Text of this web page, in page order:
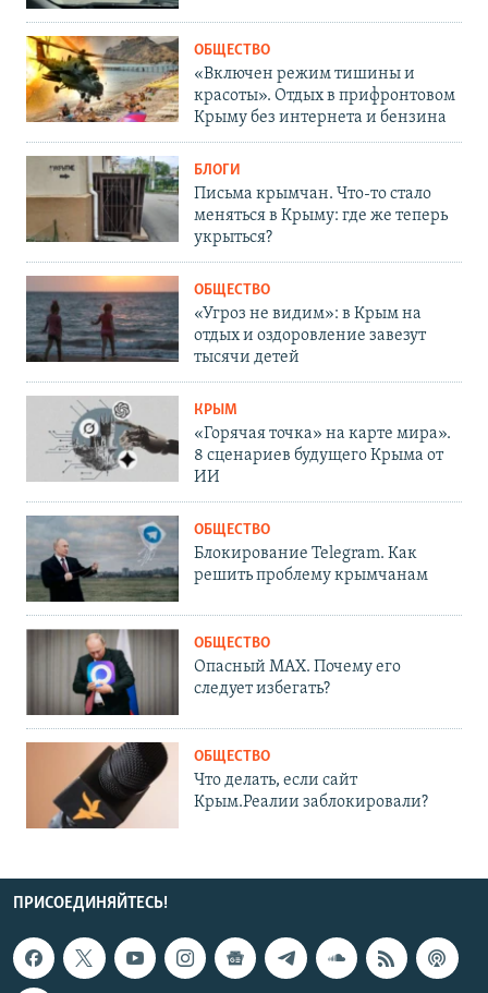
ОБЩЕСТВО
«Включен режим тишины и
красоты». Отдых в прифронтовом
Крыму без интернета и бензина
БЛОГИ
Письма крымчан. Что-то стало
меняться в Крыму: где же теперь
укрыться?
ОБЩЕСТВО
«Угроз не видим»: в Крым на
отдых и оздоровление завезут
тысячи детей
КРЫМ
«Горячая точка» на карте мира».
8 сценариев будущего Крыма от
ИИ
ОБЩЕСТВО
Блокирование Telegram. Как
решить проблему крымчанам
ОБЩЕСТВО
Опасный MAX. Почему его
следует избегать?
ОБЩЕСТВО
Что делать, если сайт
Крым.Реалии заблокировали?
ПРИСОЕДИНЯЙТЕСЬ!